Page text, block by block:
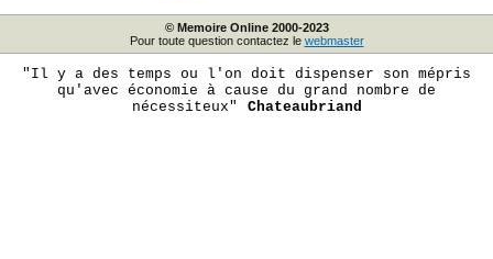
© Memoire Online 2000-2023
Pour toute question contactez le webmaster
"Il y a des temps ou l'on doit dispenser son mépris
qu'avec économie à cause du grand nombre de
nécessiteux"
Chateaubriand